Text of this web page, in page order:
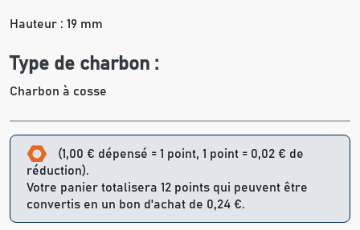
Hauteur : 19 mm
Type de charbon :
Charbon à cosse
(1,00 € dépensé = 1 point, 1 point = 0,02 € de
réduction).
Votre panier totalisera 12 points qui peuvent être
convertis en un bon d'achat de 0,24 €.